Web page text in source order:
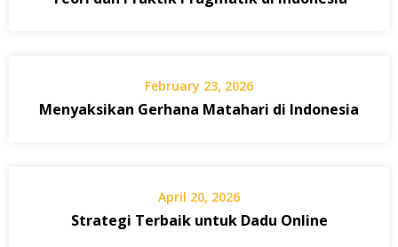
February 23, 2026
Menyaksikan Gerhana Matahari di Indonesia
April 20, 2026
Strategi Terbaik untuk Dadu Online